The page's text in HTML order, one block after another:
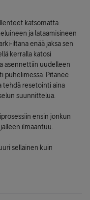
katsomatta:
ja lataamisineen
iltana enää jaksa sen
kerralla katosi
asennettiin uudelleen
puhelimessa. Pitänee
tehdä resetointi aina
suunnittelua.
ensin jonkun
ilmaantuu.
sellainen kuin